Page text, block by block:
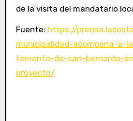
de la visita del mandatario
Fuente: https://
municipalidad-acompana-a-
fomento-de-san-bernardo-
proyecto/